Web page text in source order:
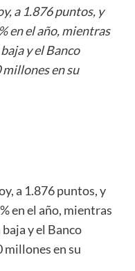
a 1.876 puntos, y
en el año, mientras
y el Banco
en su
a 1.876 puntos, y
en el año, mientras
y el Banco
millones en su